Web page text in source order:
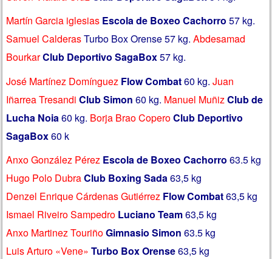
Martín Garcia iglesias Escola de Boxeo Cachorro 57 kg.
Samuel CalderasTurbo Box Orense 57 kg.Abdesamad
BourkarClub Deportivo SagaBox57 kg.
José Martínez Domínguez Flow Combat60 kg.Juan
Iñarrea Tresandi Club Simon 60 kg. Manuel MuñizClub de
Lucha Noia60 kg. Borja Brao CoperoClub Deportivo
SagaBox60 k
Anxo González Pérez Escola de Boxeo Cachorro 63.5 kg
Hugo Polo DubraClub Boxing Sada63,5 kg
Denzel Enrique CárdenasGutiérrez Flow Combat63,5 kg
Ismael Riveiro Sampedro Luciano Team63,5 kg
Anxo Martinez TouriñoGimnasio Simon 63.5 kg
Luis Arturo «Vene» Turbo Box Orense63,5 kg